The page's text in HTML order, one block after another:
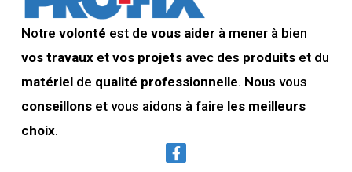
Notre volonté est de vous aider à mener à bien
vos travauxet vos projetsavec des produitset du
matérielde qualité professionnelle. Nous vous
conseillonset vous aidons à faire les meilleurs
choix.